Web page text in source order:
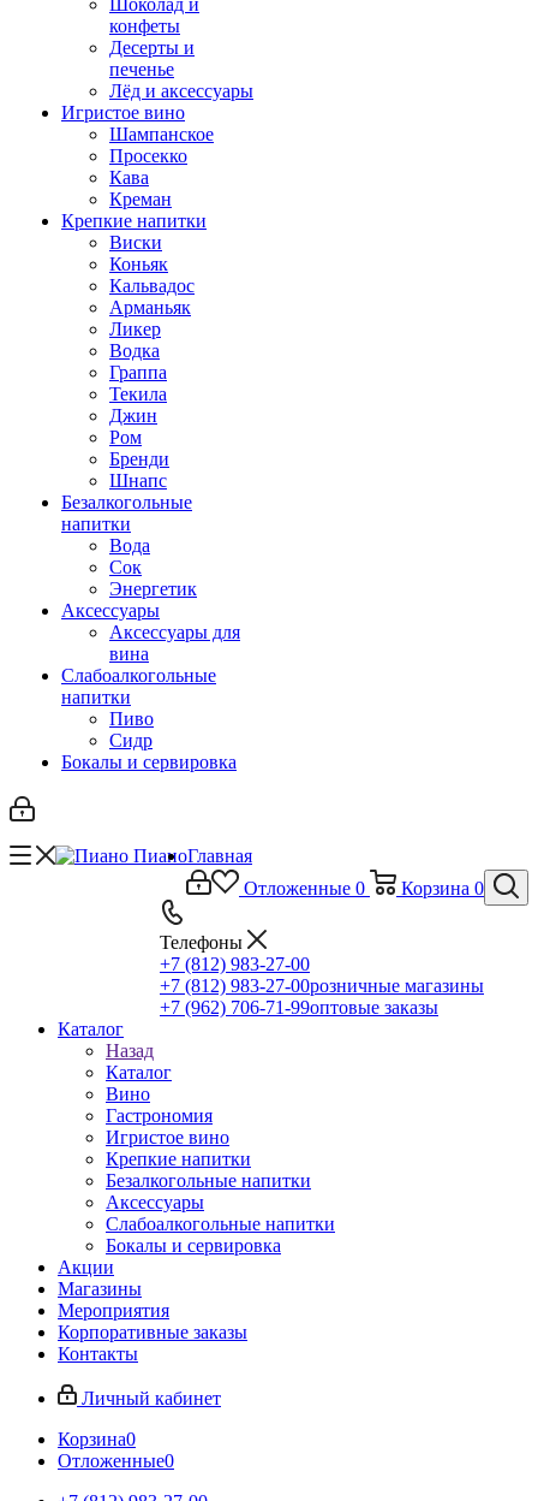
Шоколад и
конфеты
Десерты и
печенье
Лёд и аксессуары
Игристое вино
Шампанское
Просекко
Кава
Креман
Крепкие напитки
Виски
Коньяк
Кальвадос
Арманьяк
Ликер
Водка
Граппа
Текила
Джин
Ром
Бренди
Шнапс
Безалкогольные
напитки
Вода
Сок
Энергетик
Аксессуары
Аксессуары для
вина
Слабоалкогольные
напитки
Пиво
Сидр
Бокалы и сервировка
Отложенные 0 Корзина 0
Телефоны
+7 (812) 983-27-00
+7 (812) 983-27-00розничные магазины
+7 (962) 706-71-99оптовые заказы
Главная
Каталог
Назад
Каталог
Вино
Гастрономия
Игристое вино
Крепкие напитки
Безалкогольные напитки
Аксессуары
Слабоалкогольные напитки
Бокалы и сервировка
Акции
Магазины
Мероприятия
Корпоративные заказы
Контакты
Личный кабинет
Корзина0
Отложенные0